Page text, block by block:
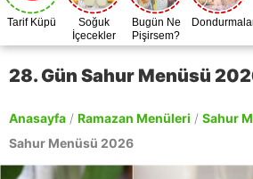
Tarif Küpü
Soğuk
İçecekler
Bugün Ne
Pişirsem?
28. Gün Sahur Menüsü
Anasayfa / Ramazan Menüleri / Sahur
Sahur Menüsü 2026